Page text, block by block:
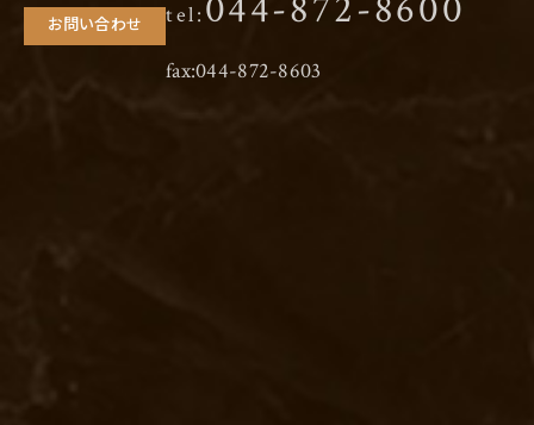
お問い合わせ tel:
fax:044-872-8603